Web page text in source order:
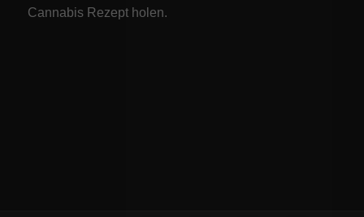
Cannabis Rezeptholen.